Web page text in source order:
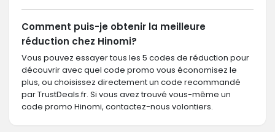
Comment puis-je obtenir la meilleure
réduction chez Hinomi?
Vous pouvez essayer tous les 5 codes de réduction pour
découvrir avec quel code promo vous économisez le
plus, ou choisissez directement un code recommandé
par TrustDeals.fr. Si vous avez trouvé vous-même un
code promo Hinomi, contactez-nous volontiers.